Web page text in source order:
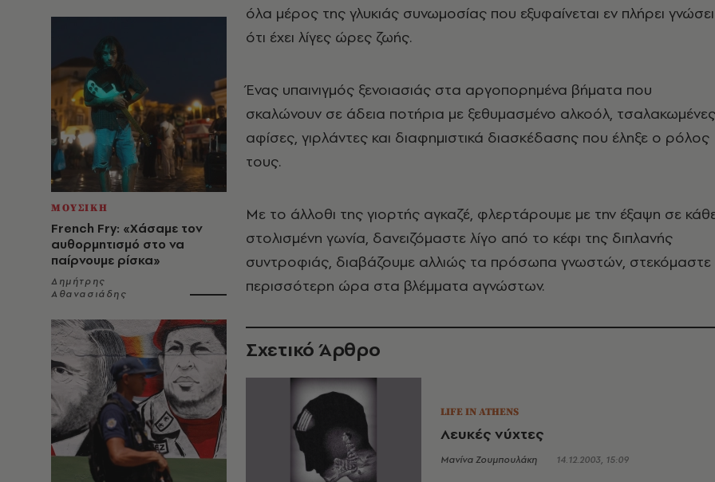
ΜΟΥΣΙΚΗ
French Fry: «Χάσαμε τον
αυθορμητισμό στο να
παίρνουμε ρίσκα»
Δημήτρης
Αθανασιάδης
όλα μέρος της γλυκιάς συνωμοσίας που εξυφαίνεται εν πλήρει γνώσει
ότι έχει λίγες ώρες ζωής.
Ένας υπαινιγμός ξενοιασιάς στα αργοπορημένα βήματα που
σκαλώνουν σε άδεια ποτήρια με ξεθυμασμένο αλκοόλ, τσαλακωμένες
αφίσες, γιρλάντες και διαφημιστικά διασκέδασης που έληξε ο ρόλος
τους.
Mε το άλλοθι της γιορτής αγκαζέ, φλερτάρουμε με την έξαψη σε
στολισμένη γωνία, δανειζόμαστε λίγο από το κέφι της διπλανής
συντροφιάς, διαβάζουμε αλλιώς τα πρόσωπα γνωστών, στεκόμαστε
περισσότερη ώρα στα βλέμματα αγνώστων.
Σχετικό Άρθρο
LIFE IN ATHENS
Λευκές νύχτες
Μανίνα Ζουμπουλάκη 14.12.2003, 15:09